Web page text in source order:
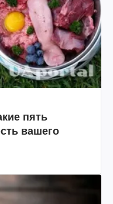
пять
вашего